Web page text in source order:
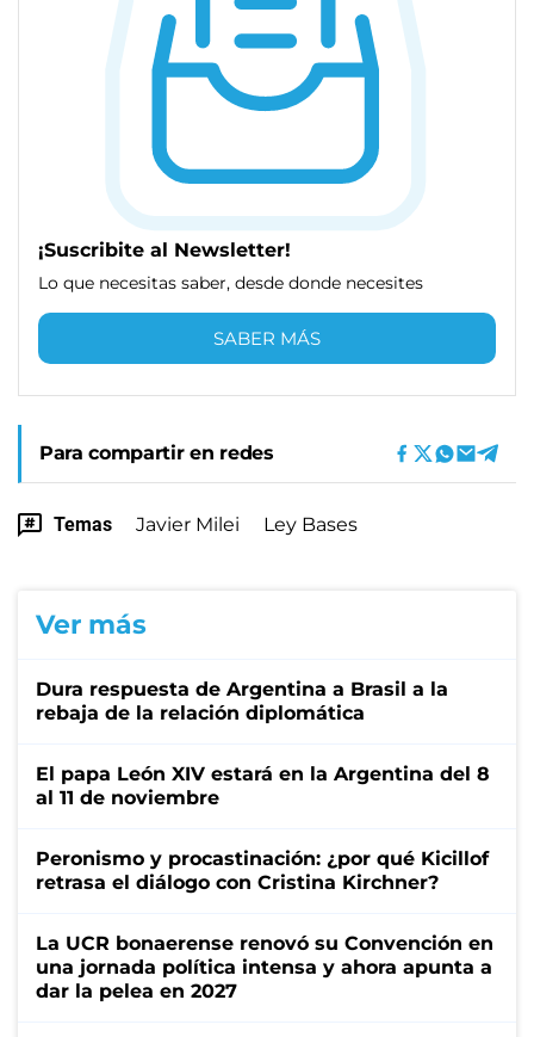
¡Suscribite al Newsletter!
Lo que necesitas saber, desde donde necesites
SABER MÁS
Para compartir en redes
Temas Javier Milei Ley Bases
Ver más
Dura respuesta de Argentina a Brasil a la
rebaja de la relación diplomática
El papa León XIV estará en la Argentina del 8
al 11 de noviembre
Peronismo y procastinación: ¿por qué Kicillof
retrasa el diálogo con Cristina Kirchner?
La UCR bonaerense renovó su Convención en
una jornada política intensa y ahora apunta a
dar la pelea en 2027